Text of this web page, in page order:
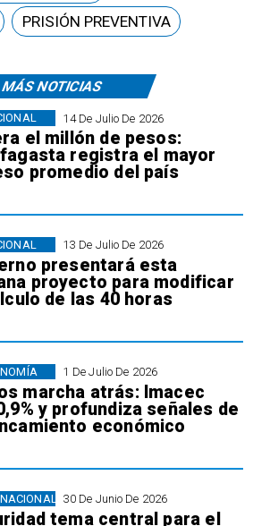
MÁS NOTICIAS
14 De Julio De 2026
el millón de pesos:
registra el mayor
promedio del país
13 De Julio De 2026
presentará esta
proyecto para modificar
de las 40 horas
1 De Julio De 2026
marcha atrás: Imacec
y profundiza señales de
económico
30 De Junio De 2026
tema central para el
PRISIÓN PREVENTIVA